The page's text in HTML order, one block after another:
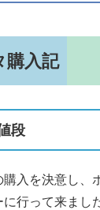
購入記
段
入を決意し、
行って来まし